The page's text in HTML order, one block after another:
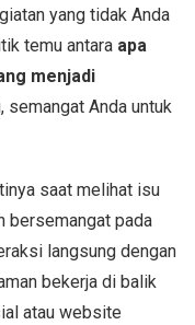
yang tidak Anda
temu antara apa
menjadi
semangat Anda untuk
saat melihat isu
bersemangat pada
langsung dengan
bekerja di balik
atau website